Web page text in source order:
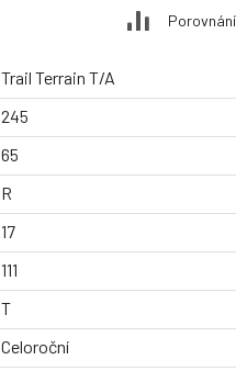
Porovnání
Trail Terrain T/A
245
65
R
17
111
T
Celoroční